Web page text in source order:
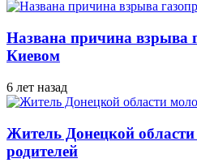
Названа причина взрыва
Киевом
6 лет назад
Житель Донецкой
родителей